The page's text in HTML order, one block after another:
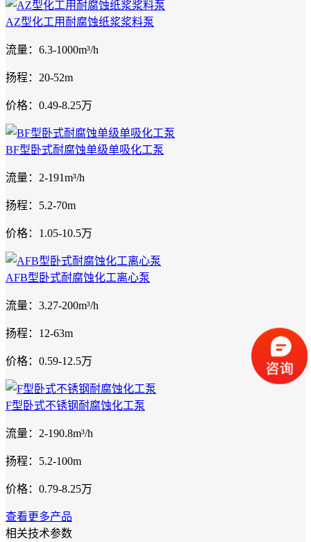
AZ型化工用耐腐蚀纸浆浆料泵
流量：6.3-1000m³/h
扬程：20-52m
价格：0.49-8.25万
BF型卧式耐腐蚀单级单吸化工泵
流量：2-191m³/h
扬程：5.2-70m
价格：1.05-10.5万
AFB型卧式耐腐蚀化工离心泵
流量：3.27-200m³/h
扬程：12-63m
价格：0.59-12.5万
F型卧式不锈钢耐腐蚀化工泵
流量：2-190.8m³/h
扬程：5.2-100m
价格：0.79-8.25万
查看更多产品
相关技术参数